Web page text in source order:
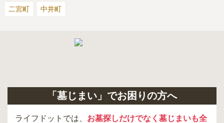
二宮町 中井町
「墓じまい」でお困りの方へ
ライフドットでは、 お墓探しだけでなく墓じまいも全